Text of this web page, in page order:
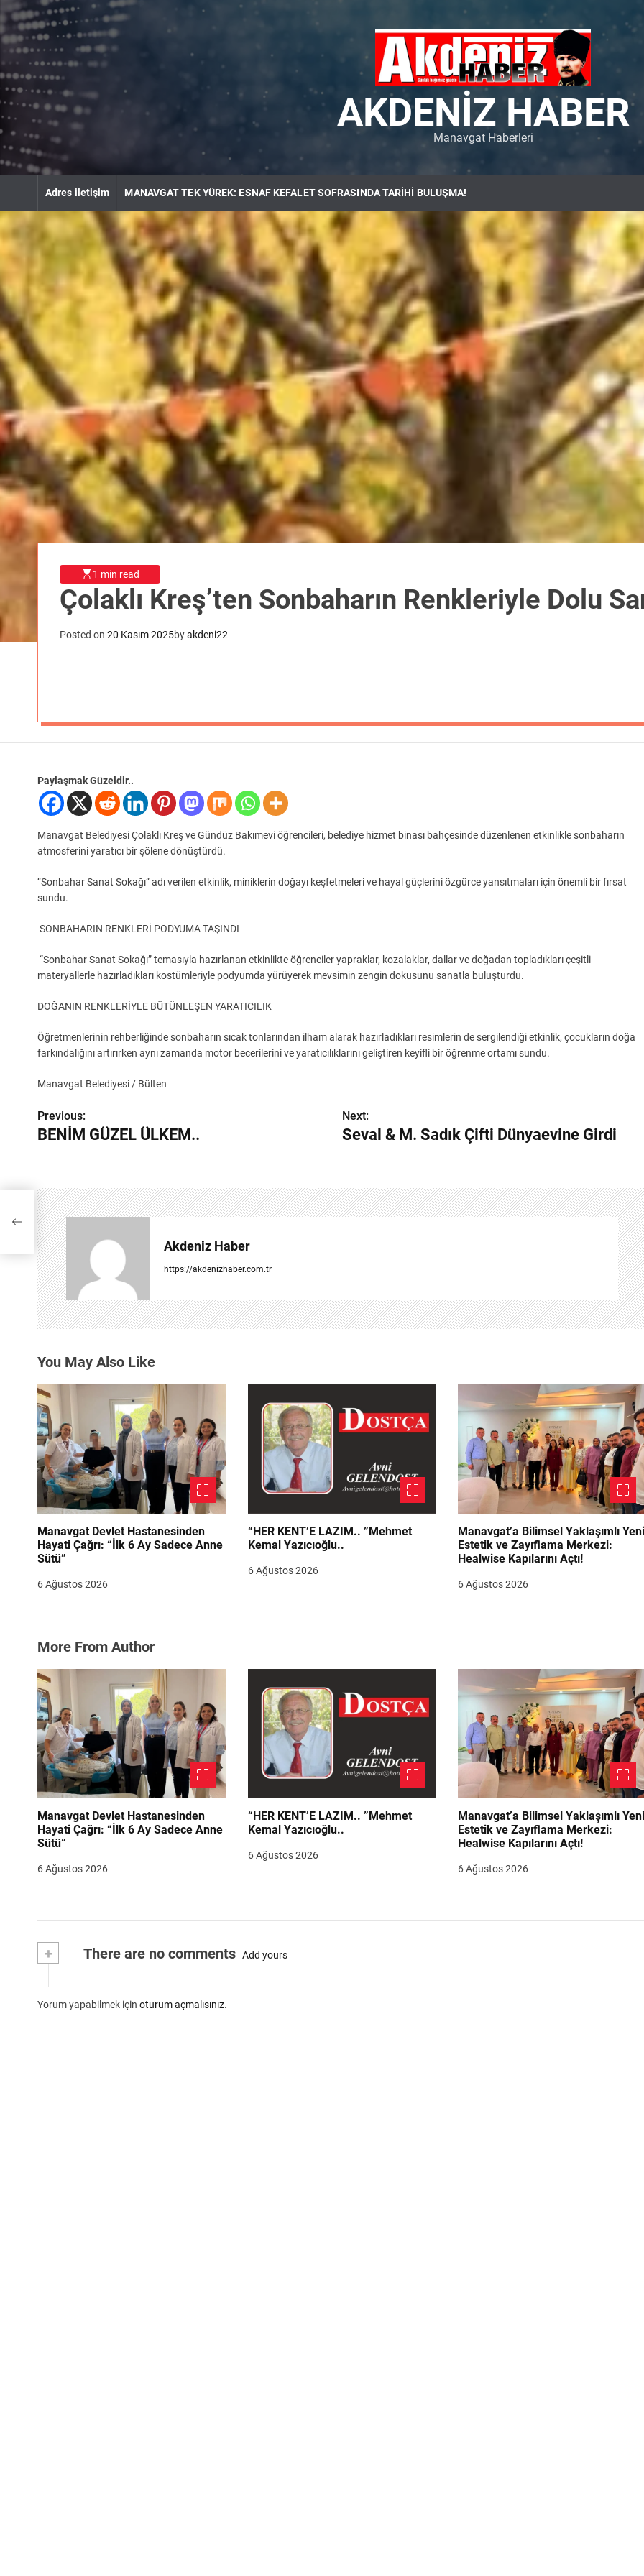
k
t
c
o
n
e
AKDENIZ HABER
Manavgat Haberleri
Adres iletişim MANAVGAT TEK YÜREK: ESNAF KEFALET SOFRASINDA TARİHİ BULUŞMA!
1 min read
Çolaklı Kreş’ten Sonbaharın Renkleriyle Dolu
Posted on 20 Kasım 2025byakdeni22
Paylaşmak Güzeldir..
Manavgat Belediyesi Çolaklı Kreş ve Gündüz Bakımevi öğrencileri, belediye hizmet binası bahçesinde düzenlenen etkinlikle sonbaharın
atmosferini yaratıcı bir şölene dönüştürdü.
“Sonbahar Sanat Sokağı” adı verilen etkinlik, miniklerin doğayı keşfetmeleri ve hayal güçlerini özgürce yansıtmaları için önemli bir fırsat
sundu.
SONBAHARIN RENKLERİ PODYUMA TAŞINDI
“Sonbahar Sanat Sokağı” temasıyla hazırlanan etkinlikte öğrenciler yapraklar, kozalaklar, dallar ve doğadan topladıkları çeşitli
materyallerle hazırladıkları kostümleriyle podyumda yürüyerek mevsimin zengin dokusunu sanatla buluşturdu.
DOĞANIN RENKLERİYLE BÜTÜNLEŞEN YARATICILIK
Öğretmenlerinin rehberliğinde sonbaharın sıcak tonlarından ilham alarak hazırladıkları resimlerin de sergilendiği etkinlik, çocukların doğa
farkındalığını artırırken aynı zamanda motor becerilerini ve yaratıcılıklarını geliştiren keyifli bir öğrenme ortamı sundu.
Manavgat Belediyesi / Bülten
Y
ı
g
e
z
i
m
e
s
i
Previous:
BENİM GÜZEL ÜLKEM..
Next:
Seval & M. Sadık Çifti Dünyaevine Girdi
Akdeniz Haber
https://akdenizhaber.com.tr
You May Also Like
Manavgat Devlet Hastanesinden
Hayati Çağrı: “İlk 6 Ay Sadece Anne
Sütü”
6 Ağustos 2026
“HER KENT’E LAZIM.. ”Mehmet
Kemal Yazıcıoğlu..
6 Ağustos 2026
Manavgat’a Bilimsel Yaklaşımlı
Estetik ve Zayıflama Merkezi:
Healwise Kapılarını Açtı!
6 Ağustos 2026
More From Author
Manavgat Devlet Hastanesinden
Hayati Çağrı: “İlk 6 Ay Sadece Anne
Sütü”
6 Ağustos 2026
“HER KENT’E LAZIM.. ”Mehmet
Kemal Yazıcıoğlu..
6 Ağustos 2026
Manavgat’a Bilimsel Yaklaşımlı
Estetik ve Zayıflama Merkezi:
Healwise Kapılarını Açtı!
6 Ağustos 2026
+ There are no comments Add yours
Yorum yapabilmek için oturum açmalısınız.